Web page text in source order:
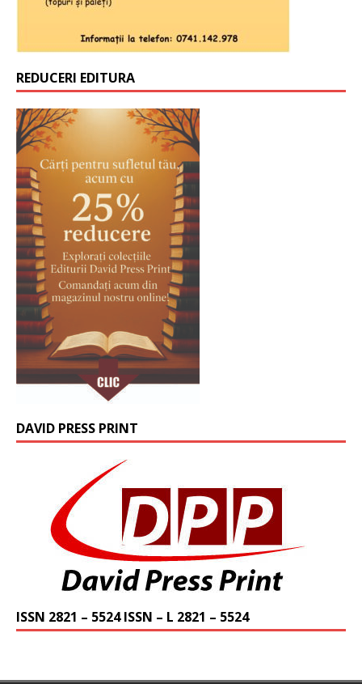
REDUCERI EDITURA
DAVID PRESS PRINT
ISSN 2821 – 5524 ISSN – L 2821 – 5524